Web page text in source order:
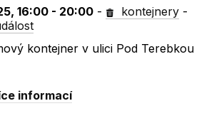
16:00 - 20:00 - kontejnery -
kontejner v ulici Pod Terebkou
informací